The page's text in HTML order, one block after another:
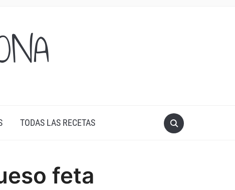
TODAS LAS RECETAS
feta